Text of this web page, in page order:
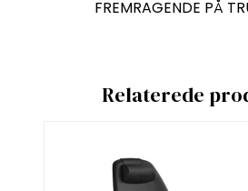
FREMRAGENDE PÅ
Relaterede